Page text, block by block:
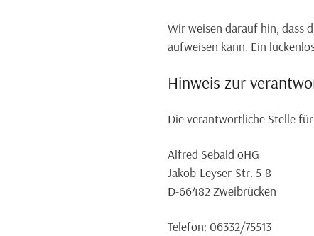
Wir weisen darauf hin, dass
aufweisen kann. Ein
Hinweis zur
Die verantwortliche Stelle
Alfred Sebald oHG
Jakob-Leyser-Str. 5-8
D-66482 Zweibrücken
Telefon: 06332/75513